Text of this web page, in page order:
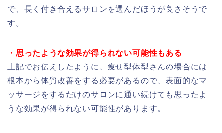
で、長く付き合えるサロンを選んだほうが良さそうで
す。
・思ったような効果が得られない可能性もある
上記でお伝えしたように、痩せ型体型さんの場合には
根本から体質改善をする必要があるので、表面的なマ
ッサージをするだけのサロンに通い続けても思ったよ
うな効果が得られない可能性があります。